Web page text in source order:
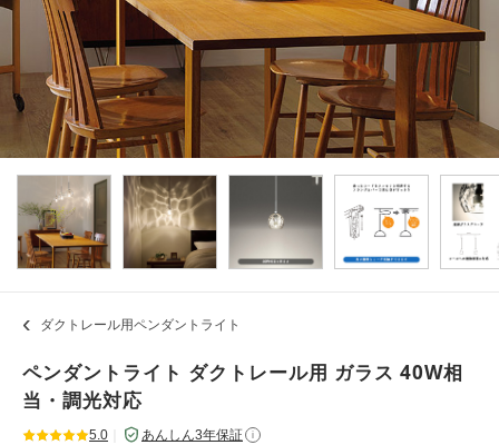
ダクトレール用ペンダントライト
ペンダントライト ダクトレール用 ガラス 40W相
当・調光対応
5.0 あんしん3年保証 i